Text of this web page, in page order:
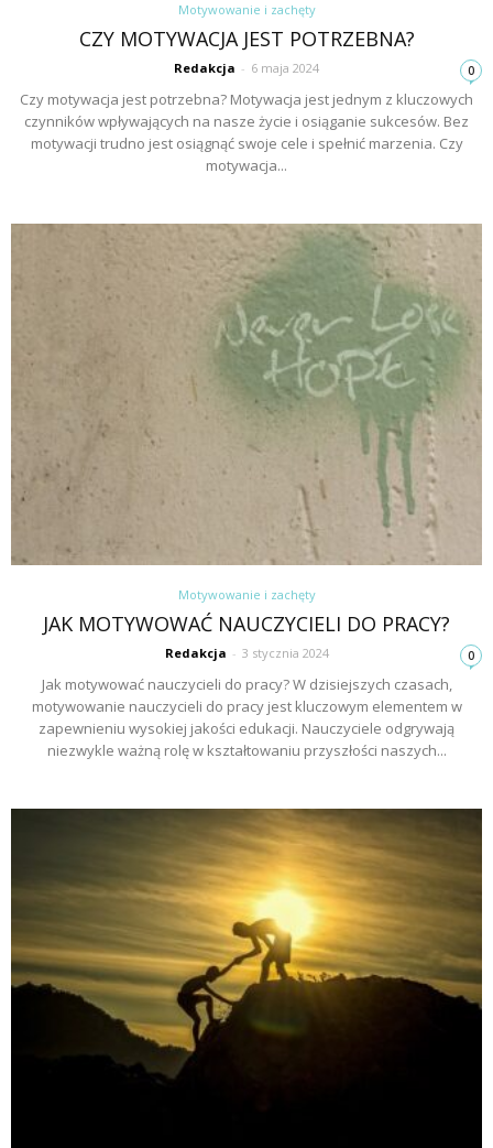
Motywowanie i zachęty
CZY MOTYWACJA JEST POTRZEBNA?
Redakcja - 6 maja 2024 0
Czy motywacja jest potrzebna? Motywacja jest jednym z kluczowych
czynników wpływających na nasze życie i osiąganie sukcesów. Bez
motywacji trudno jest osiągnąć swoje cele i spełnić marzenia. Czy
motywacja...
Motywowanie i zachęty
JAK MOTYWOWAĆ NAUCZYCIELI DO PRACY?
Redakcja - 3 stycznia 2024 0
Jak motywować nauczycieli do pracy? W dzisiejszych czasach,
motywowanie nauczycieli do pracy jest kluczowym elementem w
zapewnieniu wysokiej jakości edukacji. Nauczyciele odgrywają
niezwykle ważną rolę w kształtowaniu przyszłości naszych...